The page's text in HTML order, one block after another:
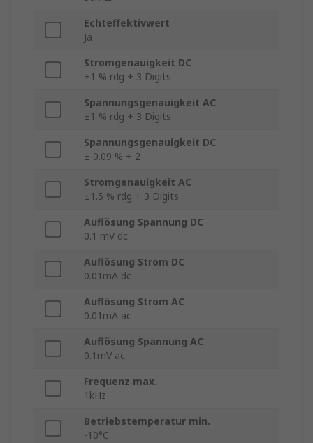
Echteffektivwert
Ja
Stromgenauigkeit DC
±1 % rdg + 3 Digits
Spannungsgenauigkeit AC
±1 % rdg + 3 Digits
Spannungsgenauigkeit DC
± 0.09 % + 2
Stromgenauigkeit AC
±1.5 % rdg + 3 Digits
Auflösung Spannung DC
0.1 mV dc
Auflösung Strom DC
0.01mA dc
Auflösung Strom AC
0.01mA ac
Auflösung Spannung AC
0.1mV ac
Frequenz max.
1kHz
Betriebstemperatur min.
-10°C